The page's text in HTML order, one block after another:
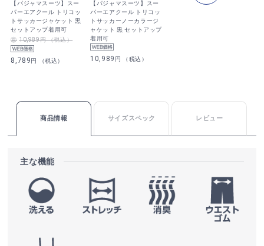
【パジャマスーツ】スー
パーエアクール トリコッ
トサッカージャケット 黒
セットアップ着用可
10,989円 （税込）
8,789円 （税込）
【パジャマスーツ】スー
パーエアクール トリコッ
トサッカーノーカラージ
ャケット 黒 セットアップ
着用可
10,989 円 （税込）
商品情報 サイズスペック レビュー
主な機能